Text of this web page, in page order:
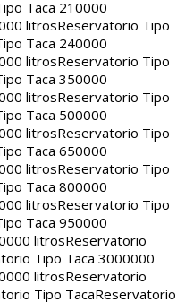
Taca 210000
litrosReservatorio Tipo
Taca 240000
litrosReservatorio Tipo
Taca 350000
litrosReservatorio Tipo
Taca 500000
litrosReservatorio Tipo
Taca 650000
litrosReservatorio Tipo
Taca 800000
litrosReservatorio Tipo
Taca 950000
litrosReservatorio
Tipo Taca 3000000
litrosReservatorio
Tipo TacaReservatorio